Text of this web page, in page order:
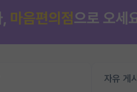
자유 게